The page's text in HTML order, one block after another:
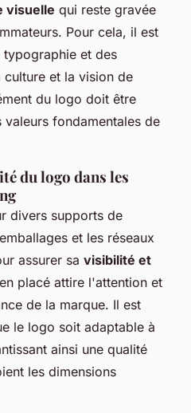
visuelle qui reste gravée
Pour cela, il est
typographie et des
et la vision de
du logo doit être
fondamentales de
du logo dans les
divers supports de
et les réseaux
assurer sa visibilité et
placé attire l'attention et
de la marque. Il est
le logo soit adaptable à
ainsi une qualité
les dimensions